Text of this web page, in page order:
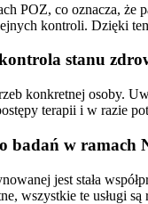
POZ, co oznacza,
kontroli. Dzięki
stanu
konkretnej osoby.
terapii i w razie
badań w ramach
jest stała
wszystkie te usługi